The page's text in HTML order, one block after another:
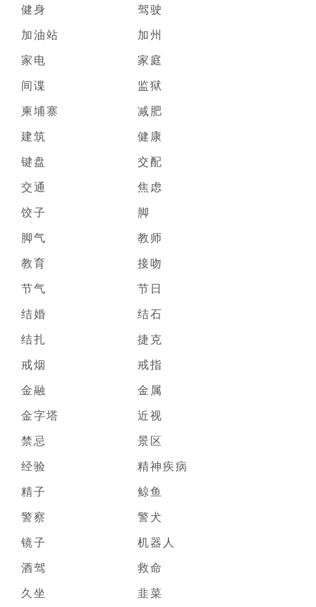
健身
驾驶
加油站
加州
家电
家庭
间谍
监狱
柬埔寨
减肥
建筑
健康
键盘
交配
交通
焦虑
饺子
脚
脚气
教师
教育
接吻
节气
节日
结婚
结石
结扎
捷克
戒烟
戒指
金融
金属
金字塔
近视
禁忌
景区
经验
精神疾病
精子
鲸鱼
警察
警犬
镜子
机器人
酒驾
救命
久坐
韭菜